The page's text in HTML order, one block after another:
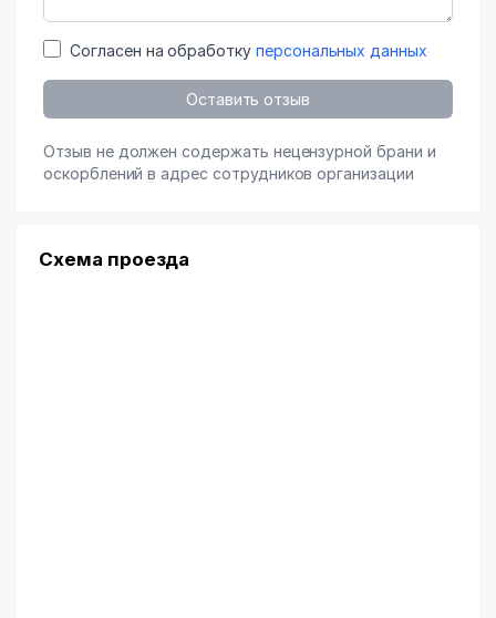
Согласен на обработку персональных данных
Оставить отзыв
Отзыв не должен содержать нецензурной брани и
оскорблений в адрес сотрудников организации
Схема проезда